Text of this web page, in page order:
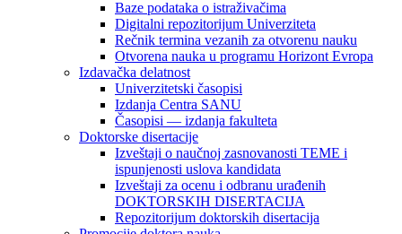
Baze podataka o istraživačima
Digitalni repozitorijum Univerziteta
Rečnik termina vezanih za otvorenu nauku
Otvorena nauka u programu Horizont Evropa
Izdavačka delatnost
Univerzitetski časopisi
Izdanja Centra SANU
Časopisi — izdanja fakulteta
Doktorske disertacije
Izveštaji o naučnoj zasnovanosti TEME i
ispunjenosti uslova kandidata
Izveštaji za ocenu i odbranu urađenih
DOKTORSKIH DISERTACIJA
Repozitorijum doktorskih disertacija